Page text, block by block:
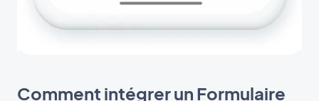
Comment intégrer un Formulaire